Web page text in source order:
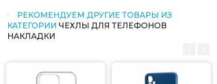
РЕКОМЕНДУЕМ ДРУГИЕ ТОВАРЫ ИЗ
КАТЕГОРИИ ЧЕХЛЫ ДЛЯ ТЕЛЕФОНОВ
НАКЛАДКИ